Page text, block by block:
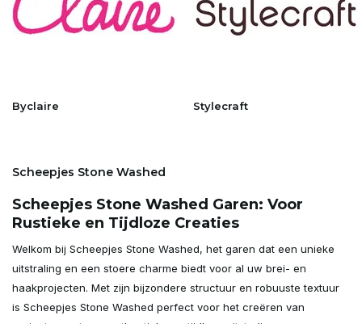
Byclaire Stylecraft
Scheepjes Stone Washed
Scheepjes Stone Washed Garen: Voor
Rustieke en Tijdloze Creaties
Welkom bij Scheepjes Stone Washed, het garen dat een unieke
uitstraling en een stoere charme biedt voor al uw brei- en
haakprojecten. Met zijn bijzondere structuur en robuuste textuur
is Scheepjes Stone Washed perfect voor het creëren van